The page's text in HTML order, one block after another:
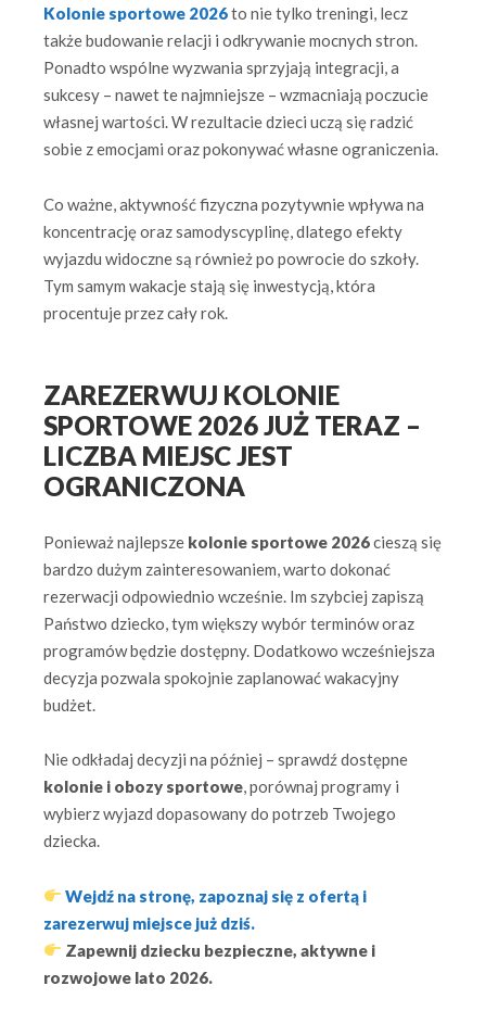
Kolonie sportowe 2026to nie tylko treningi, lecz
także budowanie relacji i odkrywanie mocnych stron.
Ponadto wspólne wyzwania sprzyjają integracji, a
sukcesy – nawet te najmniejsze – wzmacniają poczucie
własnej wartości. W rezultacie dzieci uczą się radzić
sobie z emocjami oraz pokonywać własne ograniczenia.
Co ważne, aktywność fizyczna pozytywnie wpływa na
koncentrację oraz samodyscyplinę, dlatego efekty
wyjazdu widoczne są również po powrocie do szkoły.
Tym samym wakacje stają się inwestycją, która
procentuje przez cały rok.
ZAREZERWUJ KOLONIE
SPORTOWE 2026 JUŻ TERAZ –
LICZBA MIEJSC JEST
OGRANICZONA
Ponieważ najlepsze kolonie sportowe 2026cieszą się
bardzo dużym zainteresowaniem, warto dokonać
rezerwacji odpowiednio wcześnie. Im szybciej zapiszą
Państwo dziecko, tym większy wybór terminów oraz
programów będzie dostępny. Dodatkowo wcześniejsza
decyzja pozwala spokojnie zaplanować wakacyjny
budżet.
Nie odkładaj decyzji na później – sprawdź dostępne
kolonie i obozy sportowe, porównaj programy i
wybierz wyjazd dopasowany do potrzeb Twojego
dziecka.
Wejdź na stronę, zapoznaj się z ofertą i
zarezerwuj miejsce już dziś.
Zapewnij dziecku bezpieczne, aktywne i
rozwojowe lato 2026.